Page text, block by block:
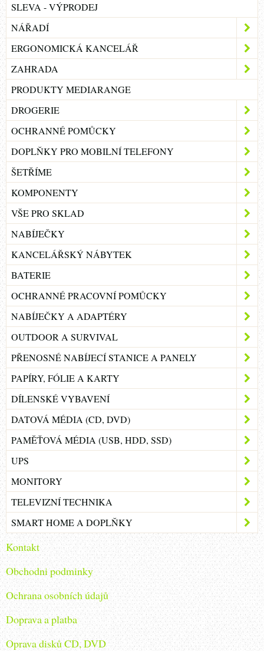
SLEVA - VÝPRODEJ
NÁŘADÍ
ERGONOMICKÁ KANCELÁŘ
ZAHRADA
PRODUKTY MEDIARANGE
DROGERIE
OCHRANNÉ POMŮCKY
DOPLŇKY PRO MOBILNÍ TELEFONY
ŠETŘÍME
KOMPONENTY
VŠE PRO SKLAD
NABÍJEČKY
KANCELÁŘSKÝ NÁBYTEK
BATERIE
OCHRANNÉ PRACOVNÍ POMŮCKY
NABÍJEČKY A ADAPTÉRY
OUTDOOR A SURVIVAL
PŘENOSNÉ NABÍJECÍ STANICE A PANELY
PAPÍRY, FÓLIE A KARTY
DÍLENSKÉ VYBAVENÍ
DATOVÁ MÉDIA (CD, DVD)
PAMĚŤOVÁ MÉDIA (USB, HDD, SSD)
UPS
MONITORY
TELEVIZNÍ TECHNIKA
SMART HOME A DOPLŇKY
Kontakt
Obchodni podminky
Ochrana osobních údajů
Doprava a platba
Oprava disků CD, DVD